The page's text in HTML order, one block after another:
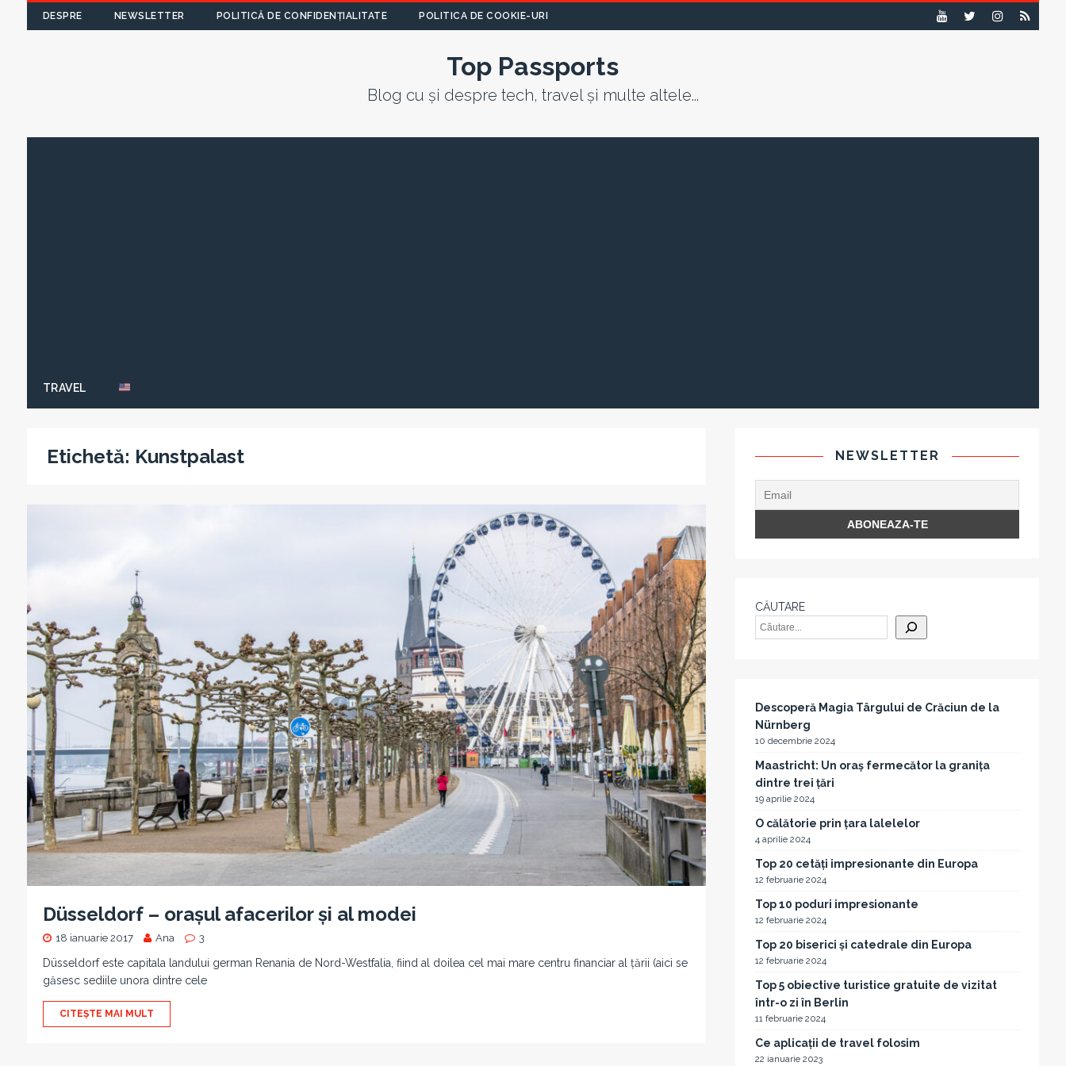
DESPRE NEWSLETTER POLITICĂ DE CONFIDENȚIALITATE POLITICA DE COOKIE-URI
Top Passports
Blog cu și despre tech, travel și multe altele...
TRAVEL
Etichetă: Kunstpalast
Düsseldorf – orașul afacerilor și al modei
18 ianuarie 2017 Ana 3
Düsseldorf este capitala landului german Renania de Nord-Westfalia, fiind al doilea cel mai mare centru financiar al țării (aici se
găsesc sediile unora dintre cele
CITEȘTE MAI MULT
NEWSLETTER
CĂUTARE
Descoperă Magia Târgului de Crăciun de la
Nürnberg
10 decembrie 2024
Maastricht: Un oraș fermecător la granița
dintre trei țări
19 aprilie 2024
O călătorie prin țara lalelelor
4 aprilie 2024
Top 20 cetăți impresionante din Europa
12 februarie 2024
Top 10 poduri impresionante
12 februarie 2024
Top 20 biserici și catedrale din Europa
12 februarie 2024
Top 5 obiective turistice gratuite de vizitat
într-o zi în Berlin
11 februarie 2024
Ce aplicații de travel folosim
22 ianuarie 2023